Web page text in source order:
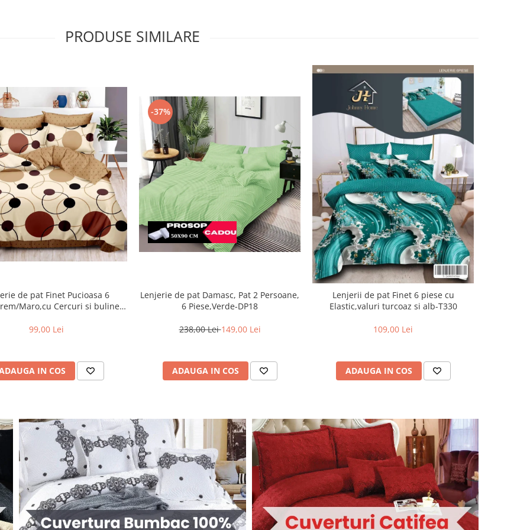
PRODUSE SIMILARE
de pat Finet Pucioasa 6
Maro,cu Cercuri si buline-
99,00 Lei
IN COS
-37%
Lenjerie de pat Damasc, Pat 2 Persoane,
6 Piese,Verde-DP18
238,00 Lei149,00 Lei
ADAUGA IN COS
Lenjerii de pat Finet 6 piese cu
Elastic,valuri turcoaz si alb-T330
109,00 Lei
ADAUGA IN COS